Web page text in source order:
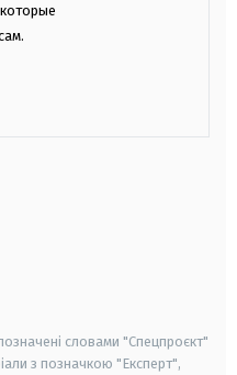
словами "Спецпроєкт"
з позначкою "Експерт",